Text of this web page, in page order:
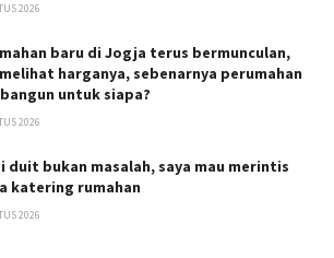
2026
baru di Jogja terus bermunculan,
harganya, sebenarnya perumahan
untuk siapa?
2026
duit bukan masalah, saya mau merintis
katering rumahan
2026